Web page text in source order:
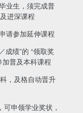
业生，须完成普
进深课程
请参加延伸课程
成绩”的 “领取奖
普及本科课程
，及格自动晋升
申领学业奖状，